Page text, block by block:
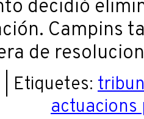
decidió
Campins
de
Etiquetes:
actuacions